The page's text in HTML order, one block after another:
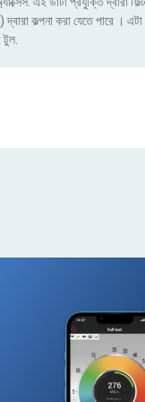
কল্পনা করা যেতে পারে । এটা